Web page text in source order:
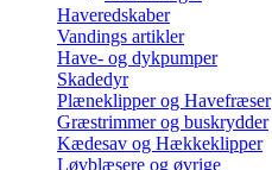
Haveredskaber
Vandings artikler
Have- og dykpumper
Skadedyr
Plæneklipper og Havefræser
Græstrimmer og buskrydder
Kædesav og Hækkeklipper
Løvblæsere og øvrige